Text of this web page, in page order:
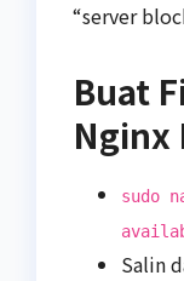
“server
Buat
Nginx
sudo
Salin